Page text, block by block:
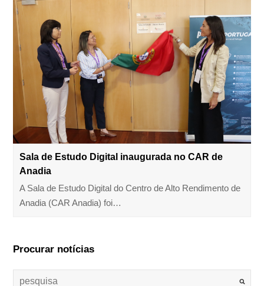
Sala de Estudo Digital inaugurada no CAR de
Anadia
A Sala de Estudo Digital do Centro de Alto Rendimento de
Anadia (CAR Anadia) foi…
Procurar notícias